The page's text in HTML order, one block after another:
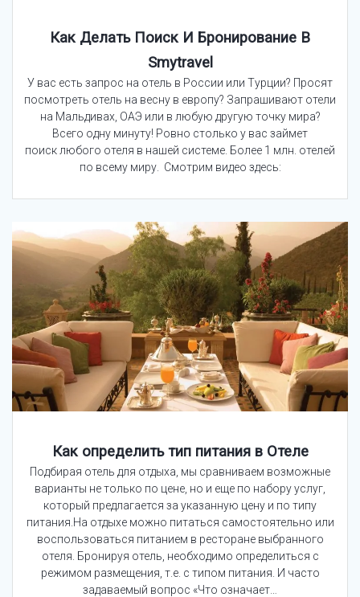
Как Делать Поиск И Бронирование В
Smytravel
У вас есть запрос на отель в России или Турции? Просят
посмотреть отель на весну в европу? Запрашивают отели
на Мальдивах, ОАЭ или в любую другую точку мира?
Всего одну минуту! Ровно столько у вас займет
поиск любого отеля в нашей системе. Более 1 млн. отелей
по всему миру. Смотрим видео здесь:
Как определить тип питания в Отеле
Подбирая отель для отдыха, мы сравниваем возможные
варианты не только по цене, но и еще по набору услуг,
который предлагается за указанную цену и по типу
питания.На отдыхе можно питаться самостоятельно или
воспользоваться питанием в ресторане выбранного
отеля. Бронируя отель, необходимо определиться с
режимом размещения, т.е. с типом питания. И часто
задаваемый вопрос «Что означает…